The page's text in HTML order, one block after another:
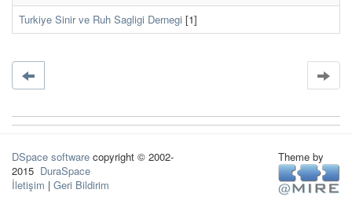
Turkiye Sinir ve Ruh Sagligi Dernegi [1]
DSpace software copyright © 2002-
2015 DuraSpace
İletişim | Geri Bildirim
Theme by